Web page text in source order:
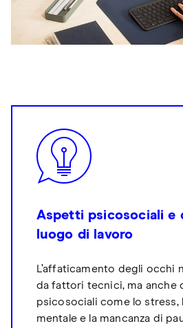
Aspetti psicosociali e
luogo di lavoro
L’affaticamento degli occhi
da fattori tecnici, ma anche
psicosociali come lo stress,
mentale e la mancanza di